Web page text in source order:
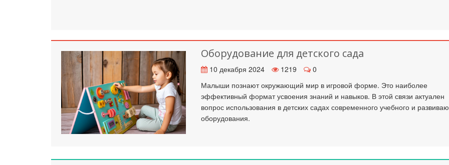
Оборудование для детского сада
10 декабря 2024 1219
0
Малыши познают окружающий мир в игровой форме. Это наиболее
эффективный формат усвоения знаний и навыков. В этой связи актуален
вопрос использования в детских садах современного учебного и
оборудования.